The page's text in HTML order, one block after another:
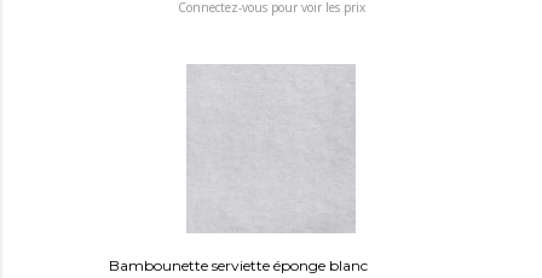
Connectez-vous pour voir les prix
Bambounette serviette éponge blanc